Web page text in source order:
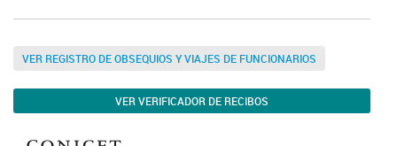
VER REGISTRO DE OBSEQUIOS Y VIAJES DE FUNCIONARIOS
VER VERIFICADOR DE RECIBOS